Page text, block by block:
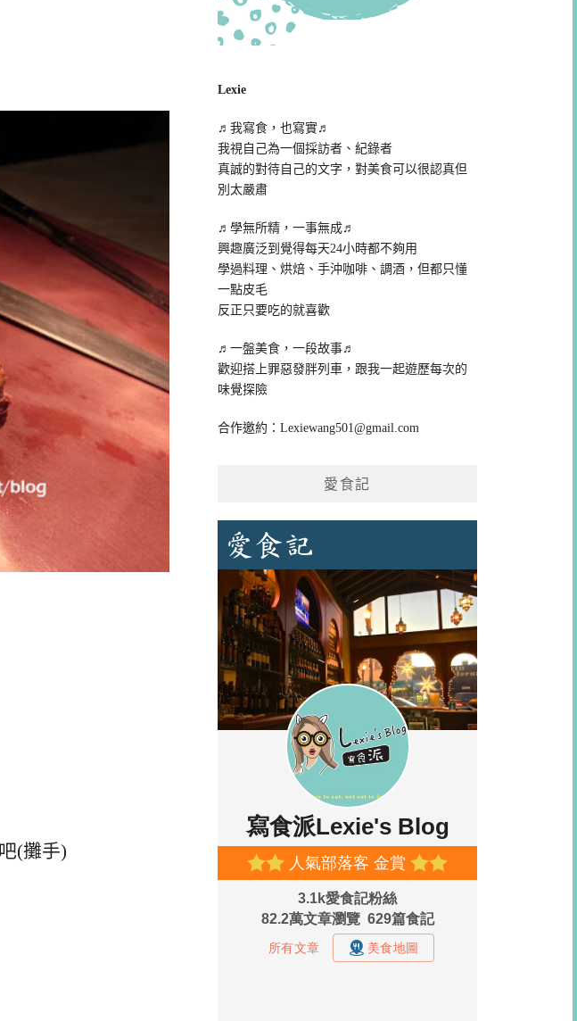
(攤手)
Lexie
♬我寫食，也寫實♬
我視自己為一個採訪者、紀錄者
真誠的對待自己的文字，對美食可以很認真但
別太嚴肅
♬學無所精，一事無成♬
興趣廣泛到覺得每天24小時都不夠用
學過料理、烘焙、手沖咖啡、調酒，但都只懂
一點皮毛
反正只要吃的就喜歡
♬一盤美食，一段故事♬
歡迎搭上罪惡發胖列車，跟我一起遊歷每次的
味覺探險
合作邀約：Lexiewang501@gmail.com
愛食記